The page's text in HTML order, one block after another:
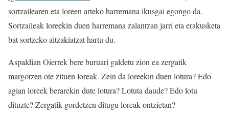
sortzailearen eta loreen arteko harremana ikusgai egongo da.
Sortzaileak loreekin duen harremana zalantzan jarri eta erakusketa
bat sortzeko aitzakiatzat hartu du.
Aspaldian Oierrek bere buruari galdetu zion ea zergatik
margotzen ote zituen loreak. Zein da loreekin duen lotura? Edo
agian loreek berarekin dute lotura? Lotuta daude? Edo lotu
dituzte? Zergatik gordetzen ditugu loreak ontzietan?